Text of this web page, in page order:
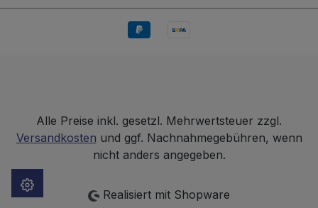
Alle Preise inkl. gesetzl. Mehrwertsteuer zzgl.
Versandkosten und ggf. Nachnahmegebühren, wenn
nicht anders angegeben.
Realisiert mit Shopware